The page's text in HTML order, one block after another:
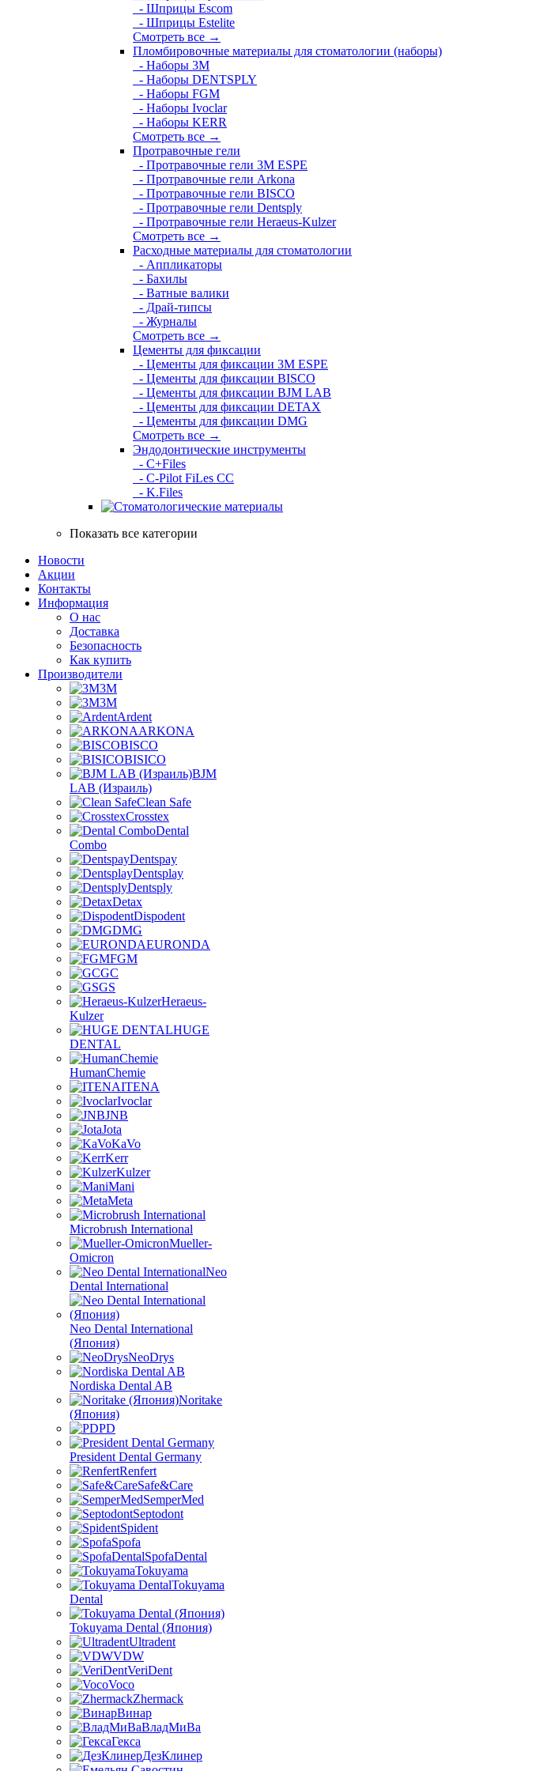
- Шприцы Escom
- Шприцы Estelite
Смотреть все →
Пломбировочные материалы для стоматологии (наборы)
- Наборы 3М
- Наборы DENTSPLY
- Наборы FGM
- Наборы Ivoclar
- Наборы KERR
Смотреть все →
Протравочные гели
- Протравочные гели 3М ESPE
- Протравочные гели Arkona
- Протравочные гели BISCO
- Протравочные гели Dentsply
- Протравочные гели Heraeus-Kulzer
Смотреть все →
Расходные материалы для стоматологии
- Аппликаторы
- Бахилы
- Ватные валики
- Драй-типсы
- Журналы
Смотреть все →
Цементы для фиксации
- Цементы для фиксации 3M ESPE
- Цементы для фиксации BISCO
- Цементы для фиксации BJM LAB
- Цементы для фиксации DETAX
- Цементы для фиксации DMG
Смотреть все →
Эндодонтические инструменты
- C+Files
- C-Pilot FiLes CC
- K.Files
Показать все категории
Новости
Акции
Контакты
Информация
О нас
Доставка
Безопасность
Как купить
Производители
3M
3М
Ardent
ARKONA
BISCO
BISICO
BJM
LAB (Израиль)
Clean Safe
Crosstex
Dental
Combo
Dentspay
Dentsplay
Dentsply
Detax
Dispodent
DMG
EURONDA
FGM
GC
GS
Heraeus-
Kulzer
HUGE
DENTAL
HumanChemie
ITENA
Ivoclar
JNB
Jota
KaVo
Kerr
Kulzer
Mani
Meta
Microbrush International
Mueller-
Omicron
Neo
Dental International
Neo Dental International
(Япония)
NeoDrys
Nordiska Dental AB
Noritake
(Япония)
PD
President Dental Germany
Renfert
Safe&Care
SemperMed
Septodont
Spident
Spofa
SpofaDental
Tokuyama
Tokuyama
Dental
Tokuyama Dental (Япония)
Ultradent
VDW
VeriDent
Voco
Zhermack
Винар
ВладМиВа
Гекса
ДезКлинер